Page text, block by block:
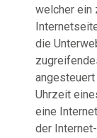
welcher ein
die
angesteuert
Uhrzeit
eine
der